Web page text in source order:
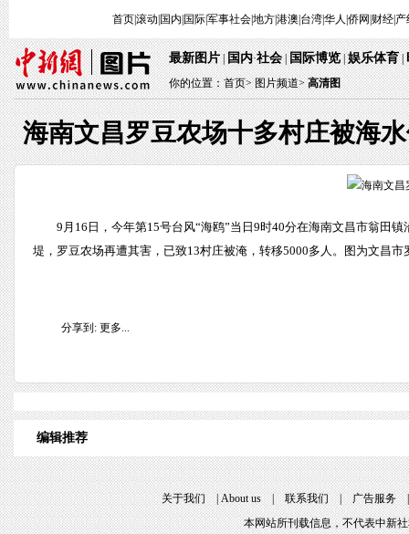
首页|滚动 国内 国际|军事社会|地方|港澳 台湾|华人 侨网 财经| 产
最新图片|国内·社会|国际博览|娱乐体育|
你的位置：首页>图片频道> 高清图
海南文昌罗豆农场十多村庄被海
9月16日，今年第15号台风“海鸥”当日9时40分在海南文昌市翁田
堤，罗豆农场再遭其害，已致13村庄被淹，转移5000多人。图为文昌
分享到: 更多...
编辑推荐
关于我们|About us|联系我们|广告服务
本网站所刊载信息，不代表中新